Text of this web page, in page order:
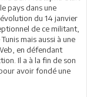
pays dans une
du 14 janvier
de ce militant,
mais aussi à une
en défendant
Il a à la fin de son
avoir fondé une